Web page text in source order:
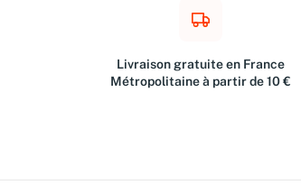
Livraison gratuite en France
Métropolitaine à partir de 10 €